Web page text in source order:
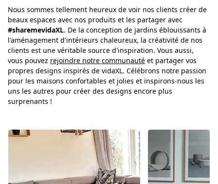
Nous sommes tellement heureux de voir nos clients créer de
beaux espaces avec nos produits et les partager avec
#sharemevidaXL. De la conception de jardins éblouissants à
l'aménagement d'intérieurs chaleureux, la créativité de nos
clients est une véritable source d'inspiration. Vous aussi,
vous pouvez rejoindre notre communauté et partager vos
propres designs inspirés de vidaXL. Célébrons notre passion
pour les maisons confortables et jolies et inspirons-nous les
uns les autres pour créer des designs encore plus
surprenants !